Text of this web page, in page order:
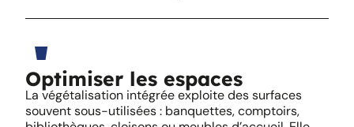
Optimiser les espaces
La végétalisation intégrée exploite des surfaces
souvent sous-utilisées : banquettes, comptoirs,